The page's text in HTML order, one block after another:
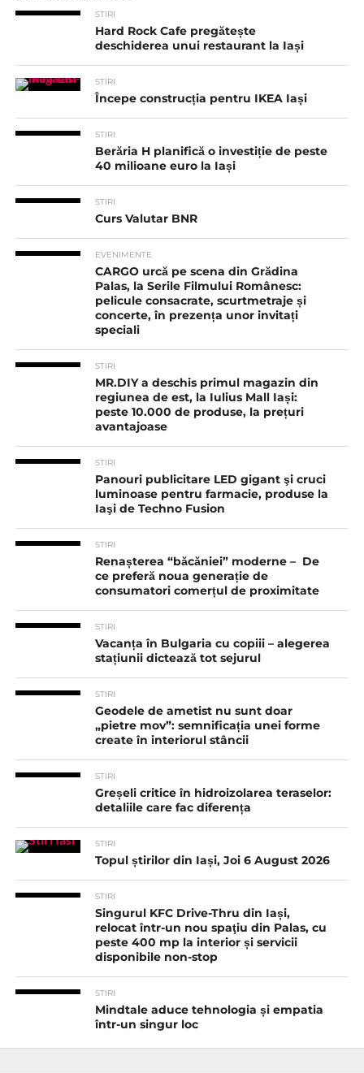
STIRI
Hard Rock Cafe pregătește
deschiderea unui restaurant la Iași
STIRI
Începe construcția pentru IKEA Iași
STIRI
Berăria H planifică o investiție de peste
40 milioane euro la Iași
STIRI
Curs Valutar BNR
EVENIMENTE
CARGO urcă pe scena din Grădina
Palas, la Serile Filmului Românesc:
pelicule consacrate, scurtmetraje și
concerte, în prezența unor invitați
speciali
STIRI
MR.DIY a deschis primul magazin din
regiunea de est, la Iulius Mall Iași:
peste 10.000 de produse, la prețuri
avantajoase
STIRI
Panouri publicitare LED gigant şi cruci
luminoase pentru farmacie, produse la
Iaşi de Techno Fusion
STIRI
Renașterea “băcăniei” moderne – De
ce preferă noua generație de
consumatori comerțul de proximitate
STIRI
Vacanța în Bulgaria cu copiii – alegerea
stațiunii dictează tot sejurul
STIRI
Geodele de ametist nu sunt doar
„pietre mov”: semnificația unei forme
create în interiorul stâncii
STIRI
Greșeli critice în hidroizolarea teraselor:
detaliile care fac diferența
STIRI
Topul știrilor din Iași, Joi 6 August 2026
STIRI
Singurul KFC Drive-Thru din Iași,
relocat într-un nou spaţiu din Palas, cu
peste 400 mp la interior și servicii
disponibile non-stop
STIRI
Mindtale aduce tehnologia și empatia
într-un singur loc